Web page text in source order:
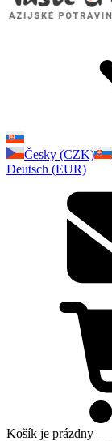
Česky (CZK)
Deutsch (EUR)
Košík je prázdny